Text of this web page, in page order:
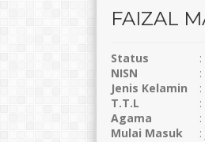
FAIZAL
Status :
NISN
Jenis Kelamin
T.T.L
Agama
Mulai Masuk